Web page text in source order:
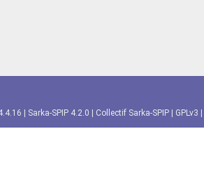
Sarka-SPIP 4.2.0 Collectif Sarka-SPIP GPLv3